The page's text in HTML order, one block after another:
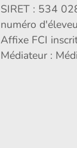
SIRET : 534
numéro
Affixe FCI
Médiateur :